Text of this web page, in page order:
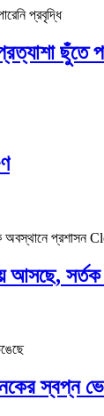
ছুঁতে
আসছে,
স্বপ্ন